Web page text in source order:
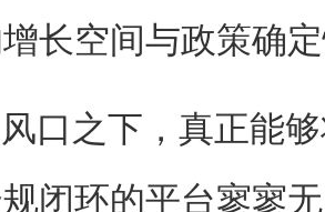
长空间与政策确
口之下，真正能
闭环的平台寥寥